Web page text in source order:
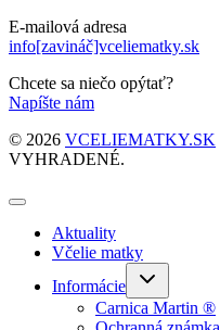
E-mailová adresa
info[zavináč]vceliematky.sk
Chcete sa niečo opýtať?
Napíšte nám
© 2026 VCELIEMATKY.SK
VYHRADENÉ.
Aktuality
Včelie matky
Informácie
Toggle
menu
Carnica Martin ®